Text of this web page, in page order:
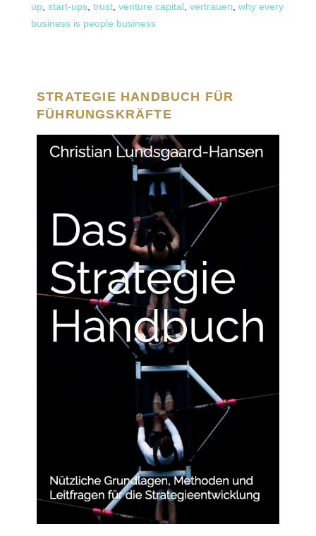
up start-ups trust venture capital vertrauen why every
business is people business
STRATEGIE HANDBUCH FÜR
FÜHRUNGSKRÄFTE